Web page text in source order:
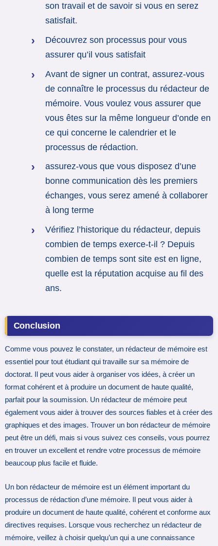
son travail et de savoir si vous en serez
satisfait.
Découvrez son processus pour vous
assurer qu’il vous satisfait
Avant de signer un contrat, assurez-vous
de connaître le processus du rédacteur de
mémoire. Vous voulez vous assurer que
vous êtes sur la même longueur d’onde en
ce qui concerne le calendrier et le
processus de rédaction.
assurez-vous que vous disposez d’une
bonne communication dès les premiers
échanges, vous serez amené à collaborer
à long terme
Vérifiez l’historique du rédacteur, depuis
combien de temps exerce-t-il ? Depuis
combien de temps sont site est en ligne,
quelle est la réputation acquise au fil des
ans.
Conclusion
Comme vous pouvez le constater, un rédacteur de mémoire est
essentiel pour tout étudiant qui travaille sur sa mémoire de
doctorat. Il peut vous aider à organiser vos idées, à créer un
format cohérent et à produire un document de haute qualité,
parfait pour la soumission. Un rédacteur de mémoire peut
également vous aider à trouver des sources fiables et à créer des
graphiques et des images. Trouver un bon rédacteur de mémoire
peut être un défi, mais si vous suivez ces conseils, vous pourrez
en trouver un excellent et rendre votre processus de mémoire
beaucoup plus facile et fluide.
Un bon rédacteur de mémoire est un élément important du
processus de rédaction d’une mémoire. Il peut vous aider à
produire un document de haute qualité, cohérent et conforme aux
directives requises. Lorsque vous recherchez un rédacteur de
mémoire, veillez à choisir quelqu’un qui a une connaissance